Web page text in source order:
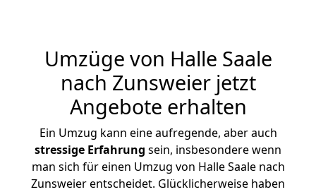
Umzüge von Halle Saale
nach Zunsweier jetzt
Angebote erhalten
Ein Umzug kann eine aufregende, aber auch
stressige Erfahrung sein, insbesondere wenn
man sich für einen Umzug von Halle Saale nach
Zunsweier entscheidet. Glücklicherweise haben